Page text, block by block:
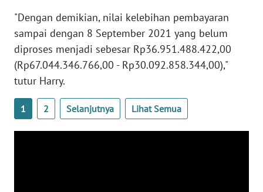
"Dengan demikian, nilai kelebihan pembayaran
sampai dengan 8 September 2021 yang belum
diproses menjadi sebesar Rp36.951.488.422,00
(Rp67.044.346.766,00 - Rp30.092.858.344,00),"
tutur Harry.
1 2 Selanjutnya Lihat Semua
WN
KEPRI
WN
PAPUA